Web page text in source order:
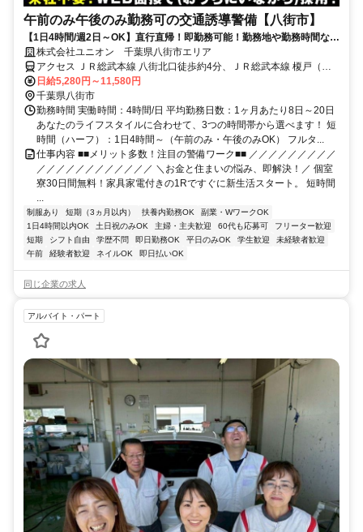
午前のみ午後のみ勤務可の交通誘導警備【八街市】
【1日4時間/週2日～OK】直行直帰！即勤務可能！勤務地や勤務時間など
ライフスタイルに合わせて働ける
株式会社ユニオン 千葉県八街市エリア
アクセス ＪＲ総武本線 八街北口徒歩約4分、ＪＲ総武本線 榎戸（千
葉県）徒歩約45分、ＪＲ総武本線 日向徒歩約82分 千葉県八街市エリ
ア（八街駅、榎戸駅、南酒々井駅、千葉駅等）
日給5,280円～11,580円
千葉県八街市
勤務時間 実働時間：4時間/日 平均勤務日数：1ヶ月あたり8日～20日
あなたのライフスタイルに合わせて、3つの時間帯から選べます！ 短
時間（ハーフ）：1日4時間～（午前のみ・午後のみOK） フルタ...
仕事内容 ■■メリット多数！注目の警備ワーク■■ ／／／／／／／／／
／／／／／／／／／／／／ ＼お金と住まいの悩み、即解決！／ 個室
寮30日間無料！家具家電付きの1Rですぐに新生活スタート。 短時間
...
制服あり 短期（3ヵ月以内） 扶養内勤務OK
副業・WワークOK
1日4時間以内OK
土日祝のみOK 主婦・主夫歓迎 60代も応募可
フリーター歓迎
短期
シフト自由 学歴不問 即日勤務OK 平日のみOK 学生歓迎
未経験者歓迎
午前
経験者歓迎 ネイルOK 即日払いOK
同じ企業の求人
アルバイト・パート